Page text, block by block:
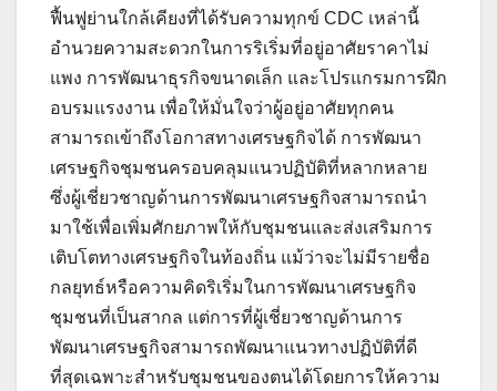
ฟื้นฟูย่านใกล้เคียงที่ได้รับความทุกข์ CDC เหล่านี้
อำนวยความสะดวกในการริเริ่มที่อยู่อาศัยราคาไม่
แพง การพัฒนาธุรกิจขนาดเล็ก และโปรแกรมการฝึก
อบรมแรงงาน เพื่อให้มั่นใจว่าผู้อยู่อาศัยทุกคน
สามารถเข้าถึงโอกาสทางเศรษฐกิจได้ การพัฒนา
เศรษฐกิจชุมชนครอบคลุมแนวปฏิบัติที่หลากหลาย
ซึ่งผู้เชี่ยวชาญด้านการพัฒนาเศรษฐกิจสามารถนำ
มาใช้เพื่อเพิ่มศักยภาพให้กับชุมชนและส่งเสริมการ
เติบโตทางเศรษฐกิจในท้องถิ่น แม้ว่าจะไม่มีรายชื่อ
กลยุทธ์หรือความคิดริเริ่มในการพัฒนาเศรษฐกิจ
ชุมชนที่เป็นสากล แต่การที่ผู้เชี่ยวชาญด้านการ
พัฒนาเศรษฐกิจสามารถพัฒนาแนวทางปฏิบัติที่ดี
ที่สุดเฉพาะสำหรับชุมชนของตนได้โดยการให้ความ